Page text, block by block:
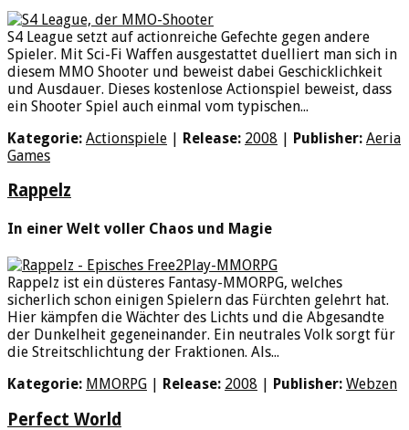
S4 League setzt auf actionreiche Gefechte gegen andere
Spieler. Mit Sci-Fi Waffen ausgestattet duelliert man sich in
diesem MMO Shooter und beweist dabei Geschicklichkeit
und Ausdauer. Dieses kostenlose Actionspiel beweist, dass
ein Shooter Spiel auch einmal vom typischen...
Kategorie: Actionspiele | Release: 2008 | Publisher: Aeria
Games
Rappelz
In einer Welt voller Chaos und Magie
Rappelz ist ein düsteres Fantasy-MMORPG, welches
sicherlich schon einigen Spielern das Fürchten gelehrt hat.
Hier kämpfen die Wächter des Lichts und die Abgesandte
der Dunkelheit gegeneinander. Ein neutrales Volk sorgt für
die Streitschlichtung der Fraktionen. Als...
Kategorie: MMORPG | Release: 2008 | Publisher: Webzen
Perfect World